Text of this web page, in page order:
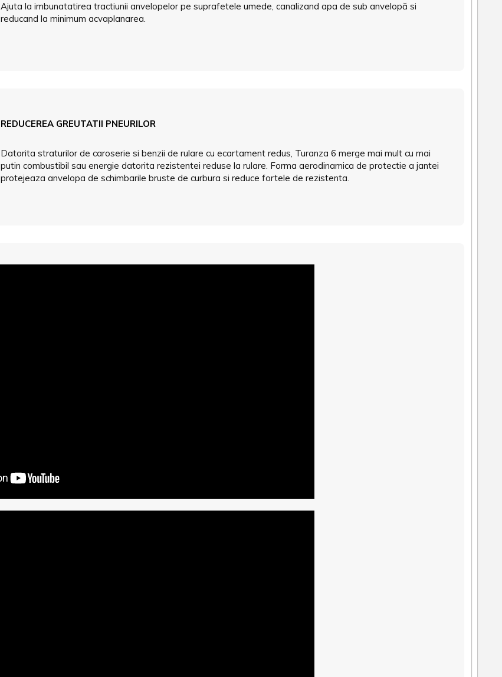
Ajuta la imbunatatirea tractiunii anvelopelor pe suprafetele umede, canalizand apa de sub anvelopă si
reducand la minimum acvaplanarea.
REDUCEREA GREUTATII PNEURILOR
Datorita straturilor de caroserie si benzii de rulare cu ecartament redus, Turanza 6 merge mai mult cu mai
putin combustibil sau energie datorita rezistentei reduse la rulare. Forma aerodinamica de protectie a jantei
protejeaza anvelopa de schimbarile bruste de curbura si reduce fortele de rezistenta.